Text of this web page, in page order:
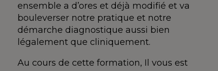
ensemble a d’ores et déjà modifié et va
bouleverser notre pratique et notre
démarche diagnostique aussi bien
légalement que cliniquement.
Au cours de cette formation, Il vous est